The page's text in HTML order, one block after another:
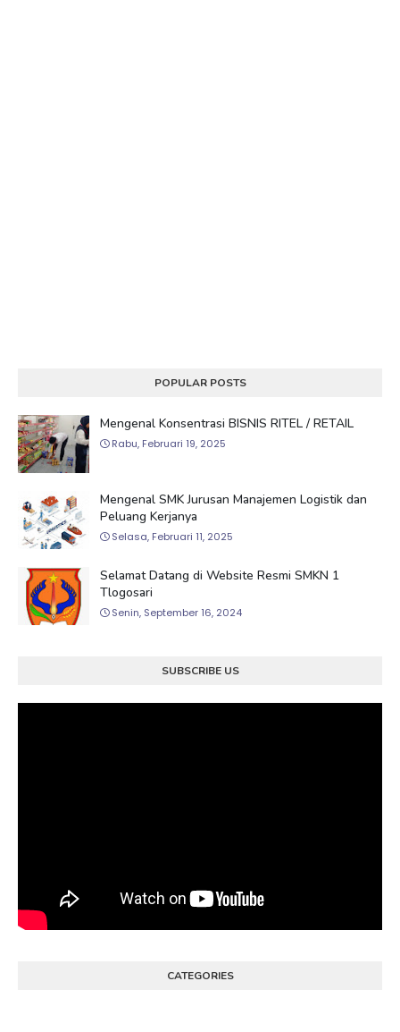
POPULAR POSTS
Mengenal Konsentrasi BISNIS RITEL / RETAIL
Rabu, Februari 19, 2025
Mengenal SMK Jurusan Manajemen Logistik dan
Peluang Kerjanya
Selasa, Februari 11, 2025
Selamat Datang di Website Resmi SMKN 1
Tlogosari
Senin, September 16, 2024
SUBSCRIBE US
CATEGORIES